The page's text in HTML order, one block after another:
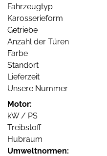
Fahrzeugtyp
Karosserieform
Getriebe
Anzahl der Türen
Farbe
Standort
Lieferzeit
Unsere Nummer
Motor:
kW / PS
Treibstoff
Hubraum
Umweltnormen: